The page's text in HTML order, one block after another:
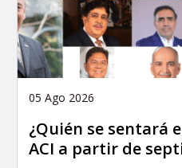
05 Ago 2026
¿Quién se sentará
ACI a partir de